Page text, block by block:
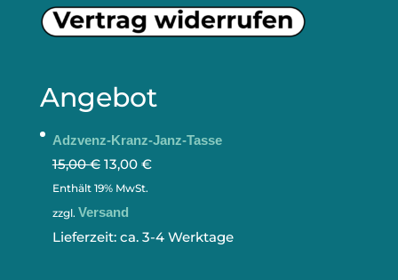
Angebot
Adzvenz-Kranz-Janz-Tasse
15,00€ 13,00 €
Enthält 19% MwSt.
zzgl. Versand
Lieferzeit: ca. 3-4 Werktage